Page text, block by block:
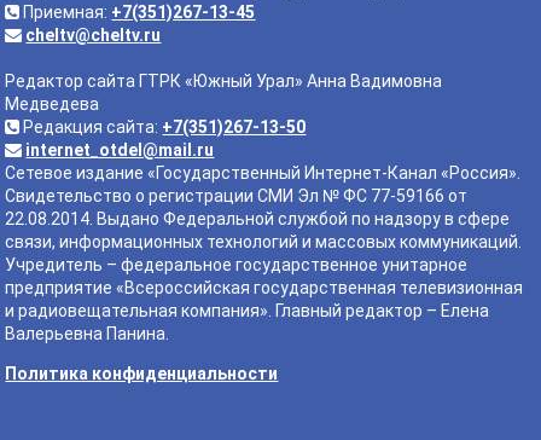
Приемная: +7(351)267-13-45
cheltv@cheltv.ru
Редактор сайта ГТРК «Южный Урал» Анна Вадимовна
Медведева
Редакция сайта: +7(351)267-13-50
internet_otdel@mail.ru
Сетевое издание «Государственный Интернет-Канал «Россия».
Свидетельство о регистрации СМИ Эл № ФС 77-59166 от
22.08.2014. Выдано Федеральной службой по надзору в сфере
связи, информационных технологий и массовых коммуникаций.
Учредитель – федеральное государственное унитарное
предприятие «Всероссийская государственная телевизионная
и радиовещательная компания». Главный редактор – Елена
Валерьевна Панина.
Политика конфиденциальности